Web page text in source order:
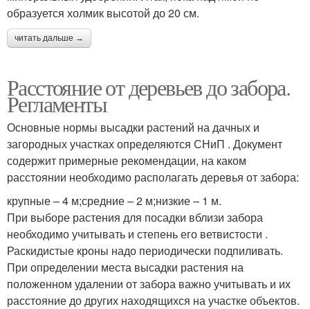
образуется холмик высотой до 20 см.
читать дальше →
Расстояние от деревьев до забора.
Регламенты
Основные нормы высадки растений на дачных и
загородных участках определяются СНиП . Документ
содержит примерные рекомендации, на каком
расстоянии необходимо располагать деревья от забора:
крупные – 4 м;средние – 2 м;низкие – 1 м.
При выборе растения для посадки вблизи забора
необходимо учитывать и степень его ветвистости .
Раскидистые кроны надо периодически подпиливать.
При определении места высадки растения на
положенном удалении от забора важно учитывать и их
расстояние до других находящихся на участке объектов.